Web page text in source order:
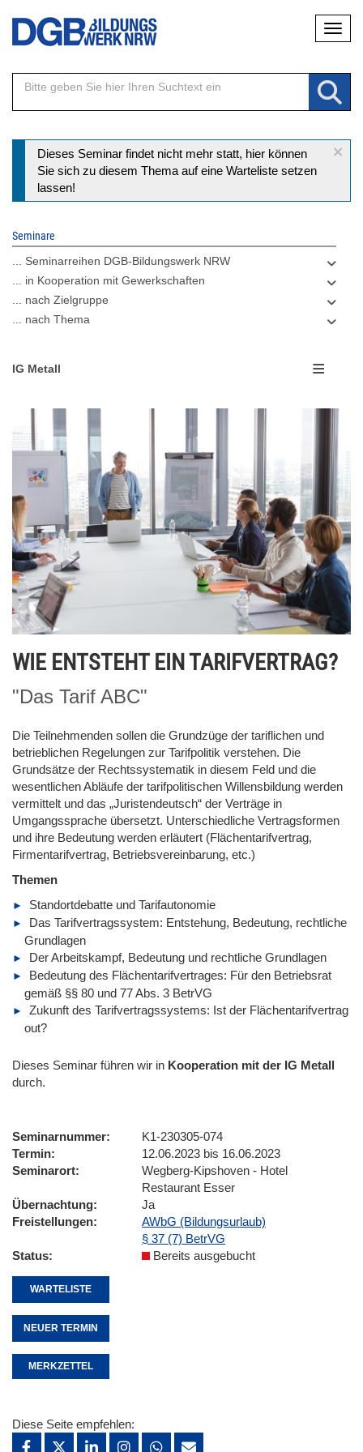
Direkt
Inhalt
×
Statusmeldung
Dieses Seminar findet nicht mehr statt, hier können
Sie sich zu diesem Thema auf eine Warteliste setzen
lassen!
Seminare
... Seminarreihen DGB-Bildungswerk NRW
... in Kooperation mit Gewerkschaften
... nach Zielgruppe
... nach Thema
IG Metall
WIE ENTSTEHT EIN TARIFVERTRAG?
"Das Tarif ABC"
Die Teilnehmenden sollen die Grundzüge der tariflichen und
betrieblichen Regelungen zur Tarifpolitik verstehen. Die
Grundsätze der Rechtssystematik in diesem Feld und die
wesentlichen Abläufe der tarifpolitischen Willensbildung werden
vermittelt und das „Juristendeutsch“ der Verträge in
Umgangssprache übersetzt. Unterschiedliche Vertragsformen
und ihre Bedeutung werden erläutert (Flächentarifvertrag,
Firmentarifvertrag, Betriebsvereinbarung, etc.)
Themen
Standortdebatte und Tarifautonomie
Das Tarifvertragssystem: Entstehung, Bedeutung, rechtliche
Grundlagen
Der Arbeitskampf, Bedeutung und rechtliche Grundlagen
Bedeutung des Flächentarifvertrages: Für den Betriebsrat
gemäß §§ 80 und 77 Abs. 3 BetrVG
Zukunft des Tarifvertragssystems: Ist der Flächentarifvertrag
out?
Dieses Seminar führen wir in Kooperation mit der IG Metall
durch.
Seminarnummer
K1-230305-074
Termin
12.06.2023 bis 16.06.2023
Seminarort
Wegberg-Kipshoven - Hotel
Restaurant Esser
Übernachtung
Ja
Freistellungen
AWbG (Bildungsurlaub)
§ 37 (7) BetrVG
Status
Bereits ausgebucht
WARTELISTE
NEUER TERMIN
MERKZETTEL
Diese Seite empfehlen: